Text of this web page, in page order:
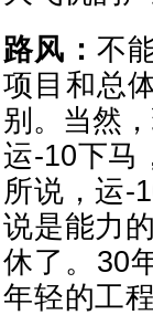
路风： 不
项目和总
别。当然
运-10下马
所说，运-
说是能力
休了。30
年轻的工